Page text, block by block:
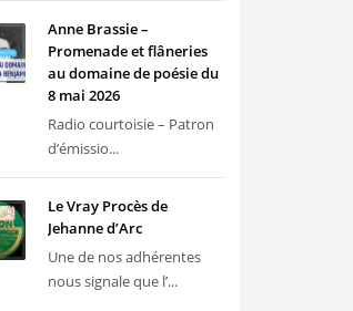
Anne Brassie –
Promenade et flâneries
au domaine de poésie du
8 mai 2026
Radio courtoisie – Patron
d’émissio...
Le Vray Procès de
Jehanne d’Arc
Une de nos adhérentes
nous signale que l’...